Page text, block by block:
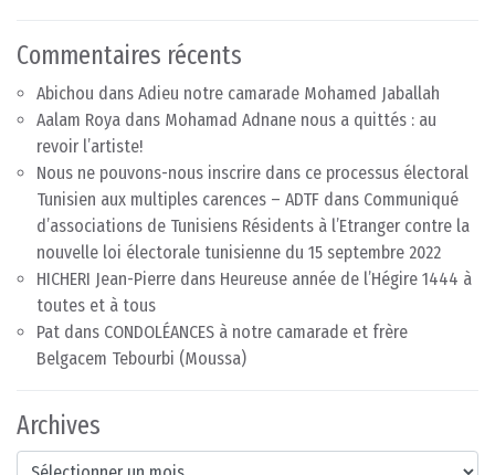
Commentaires récents
Abichou dans Adieu notre camarade Mohamed Jaballah
Aalam Roya dans Mohamad Adnane nous a quittés : au
revoir l’artiste!
Nous ne pouvons-nous inscrire dans ce processus électoral
Tunisien aux multiples carences – ADTF dans Communiqué
d’associations de Tunisiens Résidents à l’Etranger contre la
nouvelle loi électorale tunisienne du 15 septembre 2022
HICHERI Jean-Pierre dans Heureuse année de l’Hégire 1444 à
toutes et à tous
Pat dans CONDOLÉANCES à notre camarade et frère
Belgacem Tebourbi (Moussa)
Archives
Archives